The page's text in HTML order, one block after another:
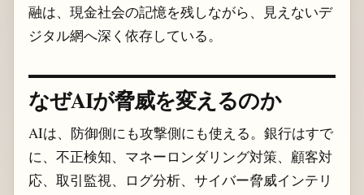
融は、現金社会の記憶を残しながら、見えないデ
ジタル網へ深く依存している。
なぜAIが脅威を変えるのか
AIは、防御側にも攻撃側にも使える。銀行はすで
に、不正検知、マネーロンダリング対策、顧客対
応、取引監視、ログ分析、サイバー脅威インテリ